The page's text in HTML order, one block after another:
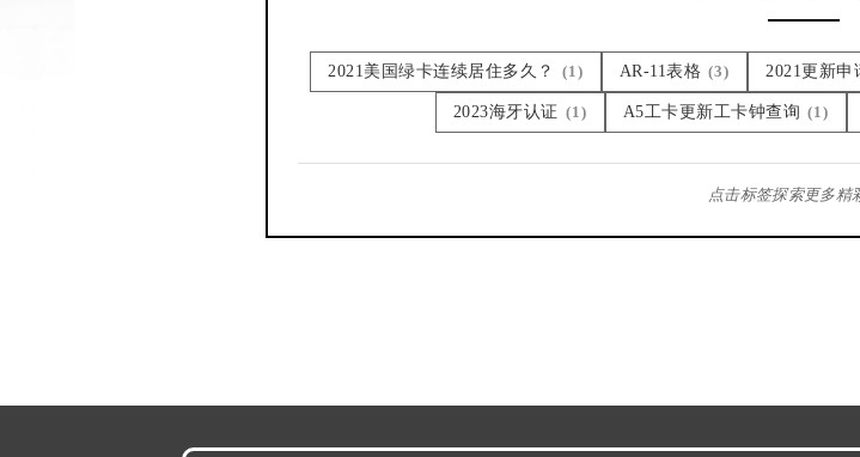
2021美国绿卡连续居住多久？ (1) AR-11表格 (3) 2021更新申
2023海牙认证 (1) A5工卡更新工卡钟查询 (1)
点击标签探索更多精